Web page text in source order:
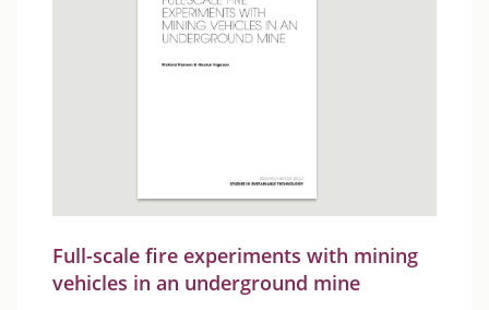
Full-scale fire experiments with mining
vehicles in an underground mine